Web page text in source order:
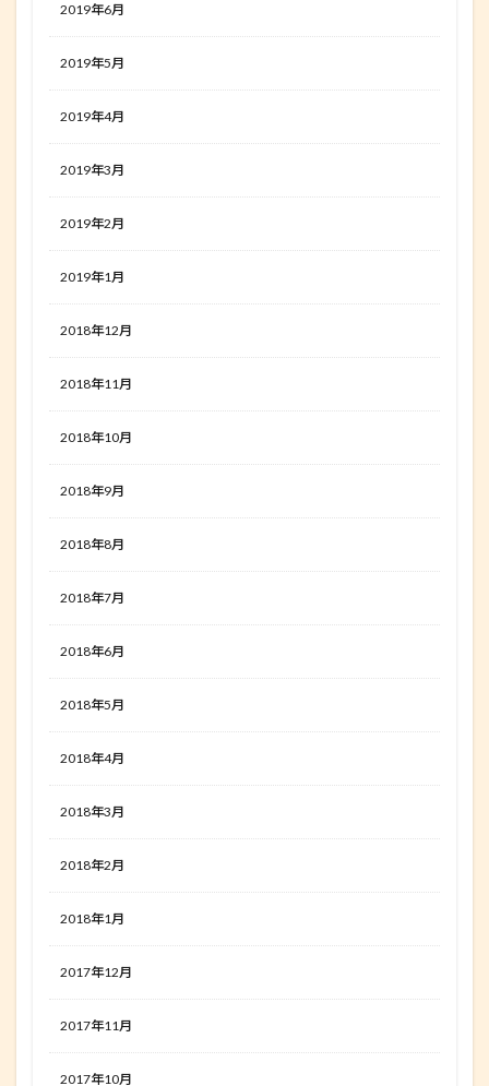
2019年6月
2019年5月
2019年4月
2019年3月
2019年2月
2019年1月
2018年12月
2018年11月
2018年10月
2018年9月
2018年8月
2018年7月
2018年6月
2018年5月
2018年4月
2018年3月
2018年2月
2018年1月
2017年12月
2017年11月
2017年10月